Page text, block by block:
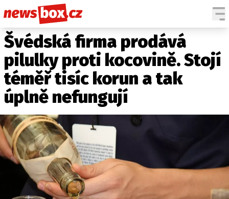
DOMÁCÍ
ZAHRANIČÍ
POČASÍ
KRIMI
EKONOMIKA
KULTURA
SPOLEČNOST
SPORT
ČESKÉ CELEBRITY
SVĚTOVÉ CELEBRITY
SLEDUJTE NÁS NA
Švédská firma prodává
pilulky proti kocovině. Stojí
téměř tisíc korun a tak
úplně nefungují